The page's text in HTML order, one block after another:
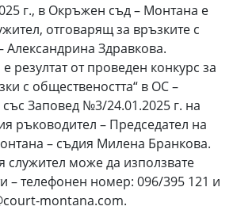
г., в Окръжен съд – Монтана е
отговарящ за връзките с
Александрина Здравкова.
резултат от проведен конкурс за
с обществеността“ в ОС –
Заповед №3/24.01.2025 г. на
ръководител – Председател на
– съдия Милена Бранкова.
служител може да използвате
– телефонен номер: 096/395 121 и
montana.com.